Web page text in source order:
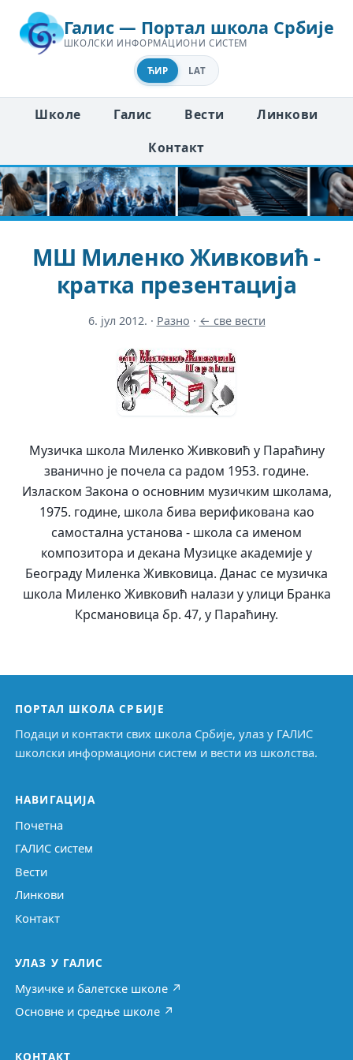
Галис — Портал школа Србије
ШКОЛСКИ ИНФОРМАЦИОНИ СИСТЕМ
ЋИР LAT
Школе Галис Вести
Линкови
Контакт
МШ Миленко Живковић -
кратка презентација
6. јул 2012. · Разно · ← све вести
Музичка школа Миленко Живковић у Параћину
званично је почела са радом 1953. године.
Изласком Закона о основним музичким школама,
1975. године, школа бива верификована као
самостална установа - школа са именом
композитора и декана Музицке академије у
Београду Миленка Живковица. Данас се музичка
школа Миленко Живковић налази у улици Бранка
Крсмановица бр. 47, у Параћину.
ПОРТАЛ ШКОЛА СРБИЈЕ
Подаци и контакти свих школа Србије, улаз у ГАЛИС
школски информациони систем и вести из школства.
НАВИГАЦИЈА
Почетна
ГАЛИС систем
Вести
Линкови
Контакт
УЛАЗ У ГАЛИС
Музичке и балетске школе ↗
Основне и средње школе ↗
КОНТАКТ